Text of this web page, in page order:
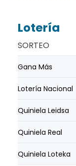
Lotería
SORTEO
Gana Más
Lotería Nacional
Quiniela Leidsa
Quiniela Real
Quiniela Loteka